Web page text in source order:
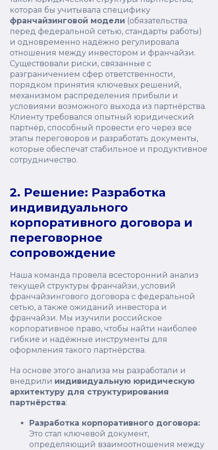
которая бы учитывала специфику
франчайзинговой модели (обязательства
перед федеральной сетью, стандарты работы)
и одновременно надёжно регулировала
отношения между инвестором и франчайзи.
Существовали риски, связанные с
разграничением сфер ответственности,
порядком принятия ключевых решений,
механизмом распределения прибыли и
условиями возможного выхода из партнёрства.
Клиенту требовался опытный юридический
партнёр, способный провести его через все
этапы переговоров и разработать документы,
которые обеспечат стабильное и продуктивное
сотрудничество.
2. Решение: Разработка
индивидуального
корпоративного договора и
переговорное
сопровождение
Наша команда провела всесторонний анализ
текущей структуры франчайзи, условий
франчайзингового договора с федеральной
сетью, а также ожиданий инвестора и
франчайзи. Мы изучили российское
корпоративное право, чтобы найти наиболее
гибкие и надёжные инструменты для
оформления такого партнёрства.
На основе этого анализа мы разработали и
внедрили индивидуальную юридическую
архитектуру для структурирования
партнёрства:
Разработка корпоративного договора:
Это стал ключевой документ,
определяющий взаимоотношения между